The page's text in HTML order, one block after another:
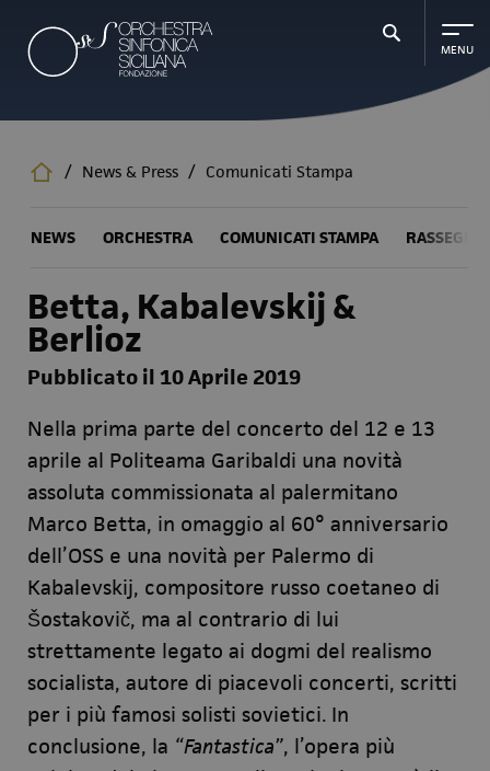
contenuto
principale
/ News & Press / Comunicati Stampa
NEWS ORCHESTRA COMUNICATI STAMPA
Betta, Kabalevskij &
Berlioz
Pubblicato il 10 Aprile 2019
Nella prima parte del concerto del 12 e 13
aprile al Politeama Garibaldi una novità
assoluta commissionata al palermitano
Marco Betta, in omaggio al 60° anniversario
dell’OSS e una novità per Palermo di
Kabalevskij, compositore russo coetaneo di
Šostakovič, ma al contrario di lui
strettamente legato ai dogmi del realismo
socialista, autore di piacevoli concerti, scritti
per i più famosi solisti sovietici. In
conclusione, la “Fantastica”, l’opera più